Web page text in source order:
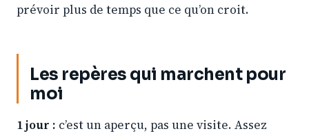
prévoir plus de temps que ce qu’on croit.
Les repères qui marchent pour
moi
1 jour : c’est un aperçu, pas une visite. Assez